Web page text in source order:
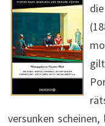
versunken